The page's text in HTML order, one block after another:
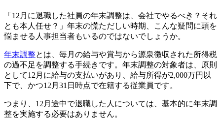
「12月に退職した社員の年末調整は、会社でやるべき？それ
とも本人任せ？」年末の慌ただしい時期、こんな疑問に頭を
悩ませる人事担当者もいるのではないでしょうか。
年末調整とは、毎月の給与や賞与から源泉徴収された所得税
の過不足を調整する手続きです。年末調整の対象者は、原則
として12月に給与の支払いがあり、給与所得が2,000万円以
下で、かつ12月31日時点で在籍する従業員です。
つまり、12月途中で退職した人については、基本的に年末調
整を実施する必要はありません。